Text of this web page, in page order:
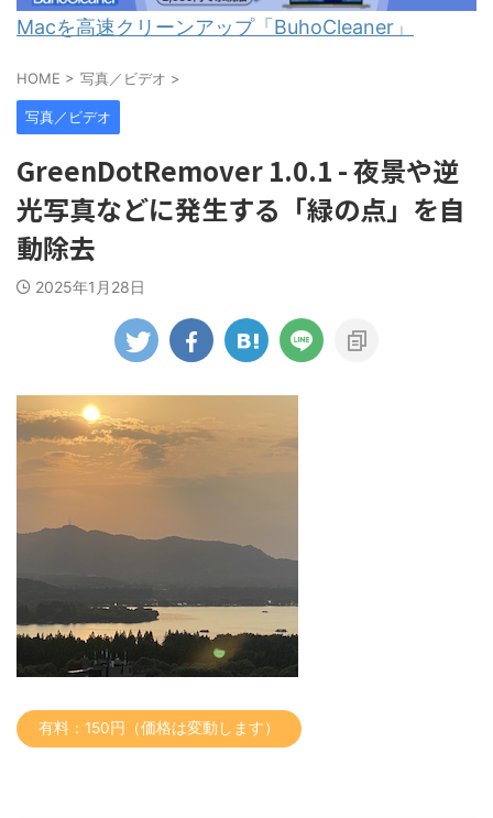
Macを高速クリーンアップ「BuhoCleaner」
HOME > 写真／ビデオ >
写真／ビデオ
GreenDotRemover 1.0.1 - 夜景や逆
光写真などに発生する「緑の点」を自
動除去
2025年1月28日
有料：150円（価格は変動します）